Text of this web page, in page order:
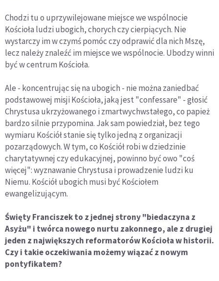
Chodzi tu o uprzywilejowane miejsce we wspólnocie
Kościoła ludzi ubogich, chorych czy cierpiących. Nie
wystarczy im w czymś pomóc czy odprawić dla nich Mszę,
lecz należy znaleźć im miejsce we wspólnocie. Ubodzy winni
być w centrum Kościoła.
Ale - koncentrując się na ubogich - nie można zaniedbać
podstawowej misji Kościoła, jaką jest "confessare" - głosić
Chrystusa ukrzyżowanego i zmartwychwstałego, co papież
bardzo silnie przypomina. Jak sam powiedział, bez tego
wymiaru Kościół stanie się tylko jedną z organizacji
pozarządowych. W tym, co Kościół robi w dziedzinie
charytatywnej czy edukacyjnej, powinno być owo "coś
więcej": wyznawanie Chrystusa i prowadzenie ludzi ku
Niemu. Kościół ubogich musi być Kościołem
ewangelizującym.
Święty Franciszek to z jednej strony "biedaczyna z
Asyżu" i twórca nowego nurtu zakonnego, ale z drugiej
jeden z największych reformatorów Kościoła w historii.
Czy i takie oczekiwania możemy wiązać z nowym
pontyfikatem?